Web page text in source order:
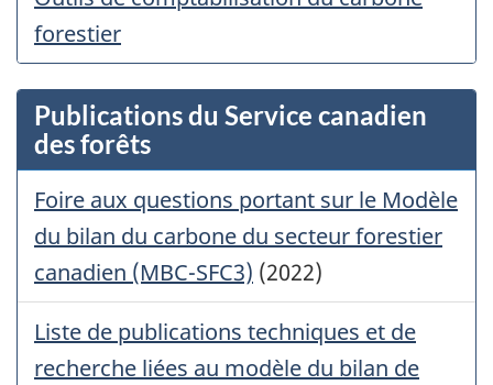
forestier
Publications du Service canadien
des forêts
Foire aux questions portant sur le Modèle
du bilan du carbone du secteur forestier
canadien (MBC-SFC3) (2022)
Liste de publications techniques et de
recherche liées au modèle du bilan de